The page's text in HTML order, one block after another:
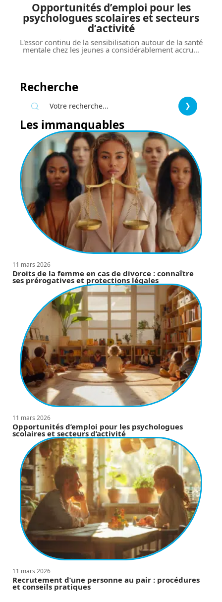
Opportunités d’emploi pour les
psychologues scolaires et secteurs
d’activité
L'essor continu de la sensibilisation autour de la santé
mentale chez les jeunes a considérablement accru…
Recherche
Les immanquables
11 mars 2026
Droits de la femme en cas de divorce : connaître
ses prérogatives et protections légales
11 mars 2026
Opportunités d’emploi pour les psychologues
scolaires et secteurs d’activité
11 mars 2026
Recrutement d’une personne au pair : procédures
et conseils pratiques